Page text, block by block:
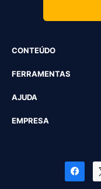
CONTEÚDO
FERRAMENTAS
AJUDA
EMPRESA